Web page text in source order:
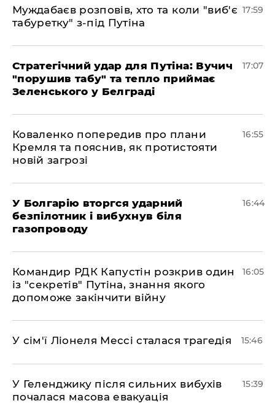
Муждабаєв розповів, хто та коли "виб'є
табуретку" з-під Путіна
17:59
Стратегічний удар для Путіна: Вучич
"порушив табу" та тепло приймає
Зеленського у Белграді
17:07
Коваленко попередив про плани
Кремля та пояснив, як протистояти
новій загрозі
16:55
У Болгарію вторгся ударний
безпілотник і вибухнув біля
газопроводу
16:44
Командир РДК Капустін розкрив один
із "секретів" Путіна, знання якого
допоможе закінчити війну
16:05
У сім'ї Ліонеля Мессі сталася трагедія 15:46
У Геленджику після сильних вибухів
почалася масова евакуація
15:39